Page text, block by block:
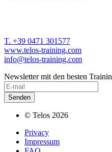
T. +39 0471 301577
www.telos-training.com
info@telos-training.com
Newsletter mit den besten
© Telos 2026
Privacy
Impressum